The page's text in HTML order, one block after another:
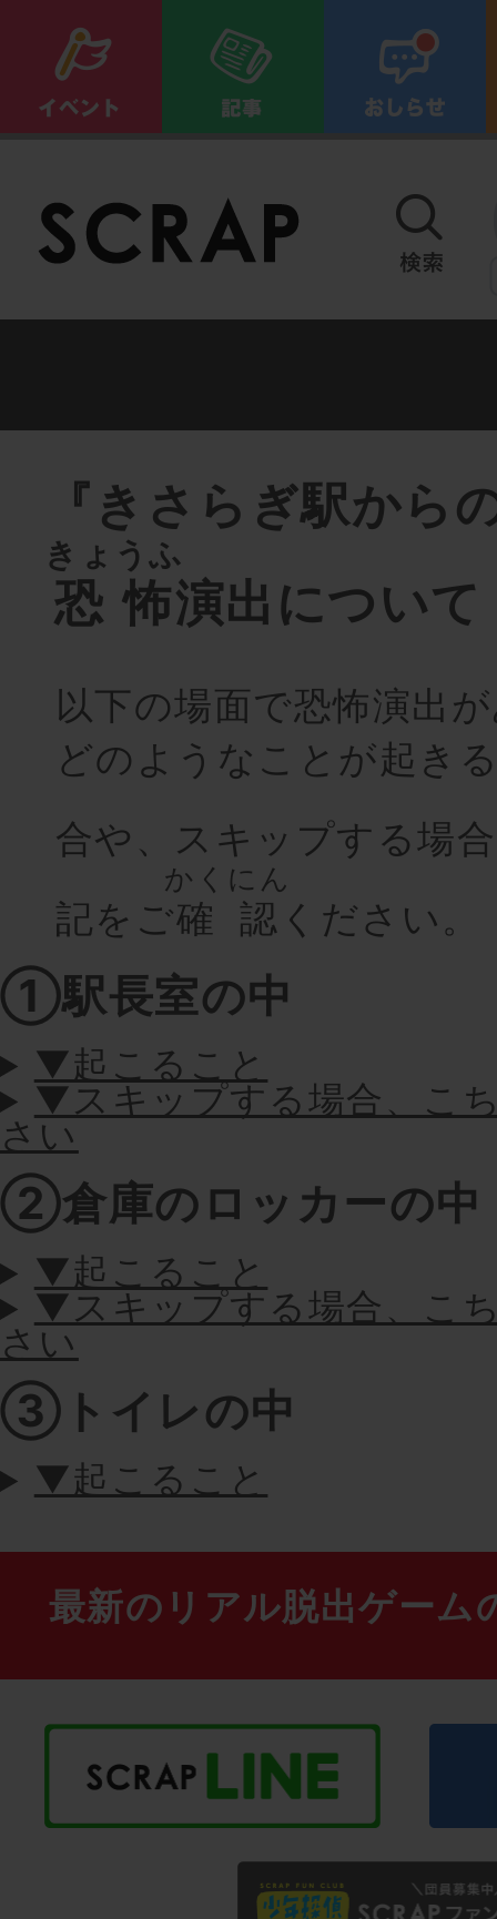
『きさらぎ駅から
恐怖
きょうふ
演出について
以下の場面で恐怖演出
どのようなことが起き
合や、スキップする場
記をご確認
かくにん
ください。
①駅長室の中
▼起こること
▼スキップする場合、こ
さい
②倉庫のロッカーの中
▼起こること
▼スキップする場合、こ
さい
③トイレの中
▼起こること
最新のリアル脱出ゲーム